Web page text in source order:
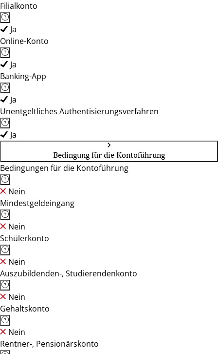
Filialkonto
Ja
Online-Konto
Ja
Banking-App
Ja
Unentgeltliches Authentisierungsverfahren
Ja
Bedingung für die Kontoführung
Bedingungen für die Kontoführung
Nein
Mindestgeldeingang
Nein
Schülerkonto
Nein
Auszubildenden-, Studierendenkonto
Nein
Gehaltskonto
Nein
Rentner-, Pensionärskonto